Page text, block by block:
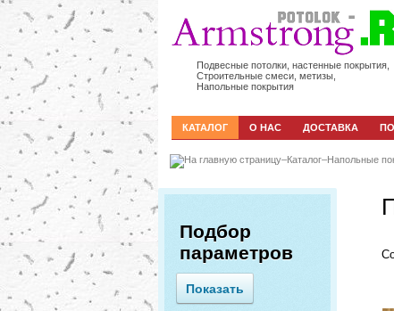
Подвесные потолки, настенные покрытия,
Строительные смеси, метизы,
Напольные покрытия
КАТАЛОГ О НАС ДОСТАВКА
–Каталог–Напольные
Подбор
параметров